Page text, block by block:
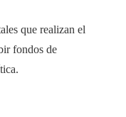
que realizan el
fondos de